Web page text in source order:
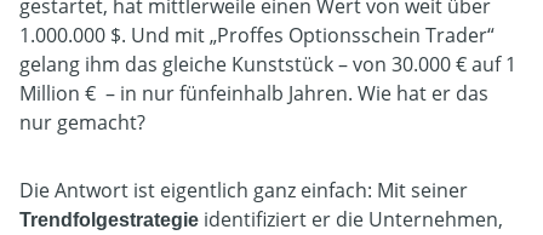
gestartet, hat mittlerweile einen Wert von weit über
1.000.000 $. Und mit „Proffes Optionsschein Trader“
gelang ihm das gleiche Kunststück – von 30.000 € auf 1
Million € – in nur fünfeinhalb Jahren. Wie hat er das
nur gemacht?
Die Antwort ist eigentlich ganz einfach: Mit seiner
Trendfolgestrategie identifiziert er die Unternehmen,